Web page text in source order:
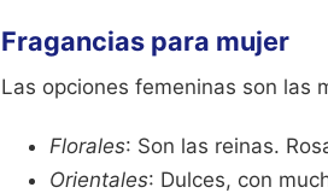
Fragancias para mujer
Las opciones femeninas son las
Florales: Son las reinas.
Orientales: Dulces, con